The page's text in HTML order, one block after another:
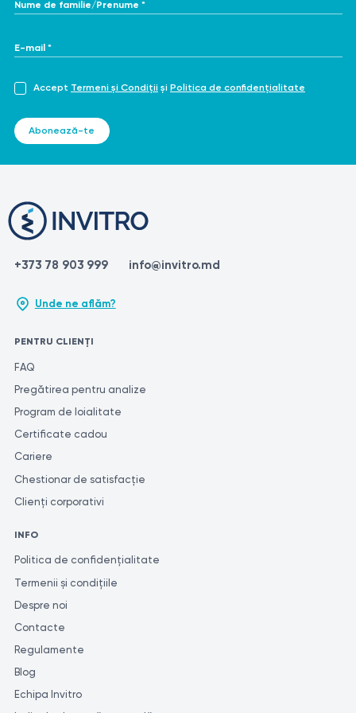
E-mail *
Accept Termeni și Condiții și Politica de confidențialitate
Abonează-te
+373 78 903 999 info@invitro.md
Unde ne aflăm?
PENTRU CLIENȚI
FAQ
Pregătirea pentru analize
Program de loialitate
Certificate cadou
Cariere
Chestionar de satisfacție
Clienți corporativi
INFO
Politica de confidențialitate
Termenii și condițiile
Despre noi
Contacte
Regulamente
Blog
Echipa Invitro